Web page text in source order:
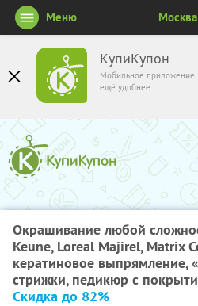
КупиКупон
Мобильное приложение
ещё удобнее
Меню Москва
Окрашивание любой
Keune, Loreal Majirel, Matrix
кератиновое выпрямление,
стрижки, педикюр с
Скидка до 82%